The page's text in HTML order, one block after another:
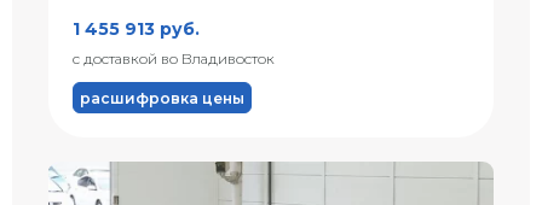
1 455 913 руб.
с доставкой во Владивосток
расшифровка цены